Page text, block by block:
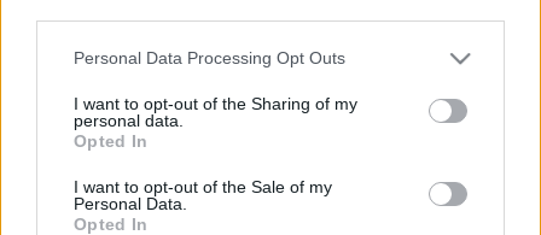
Please note that this website/app uses one or more Google
not limited to your visit or usage behaviour. You may click to
grant or deny consent to Google and its third-party tags to
use your data for below specified purposes in below Google
consent section.
Personal Data Processing Opt Outs
I want to opt-out of the Sharing of my
personal data.
Opted In
I want to opt-out of the Sale of my
Personal Data.
Opted In
és a legénységgel úgy döntöttünk, hogy mivel
nagyon sok idő lenne, mire a csapat partot ér,
tengeri temetésre kerül sor. A legénységnek
elküldtük a…
2013. február 15.